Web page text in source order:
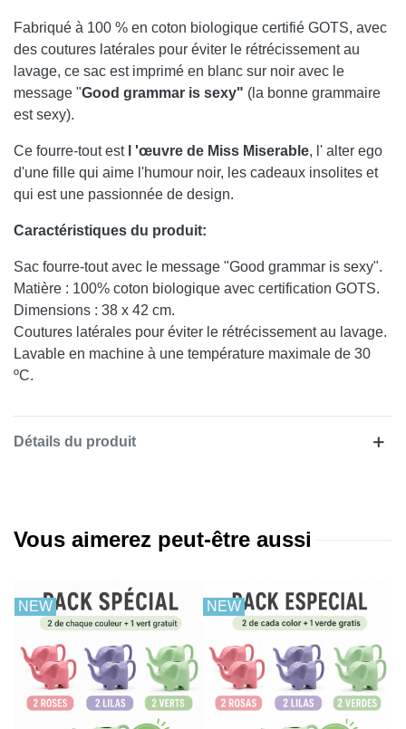
Fabriqué à 100 % en coton biologique certifié GOTS, avec
des coutures latérales pour éviter le rétrécissement au
lavage, ce sac est imprimé en blanc sur noir avec le
message "Good grammar is sexy" (la bonne grammaire
est sexy).
Ce fourre-tout est l 'œuvre de Miss Miserable, l' alter ego
d'une fille qui aime l'humour noir, les cadeaux insolites et
qui est une passionnée de design.
Caractéristiques du produit:
Sac fourre-tout avec le message "Good grammar is sexy".
Matière : 100% coton biologique avec certification GOTS.
Dimensions : 38 x 42 cm.
Coutures latérales pour éviter le rétrécissement au lavage.
Lavable en machine à une température maximale de 30
ºC.
Détails du produit
Vous aimerez peut-être aussi
NEW NEW